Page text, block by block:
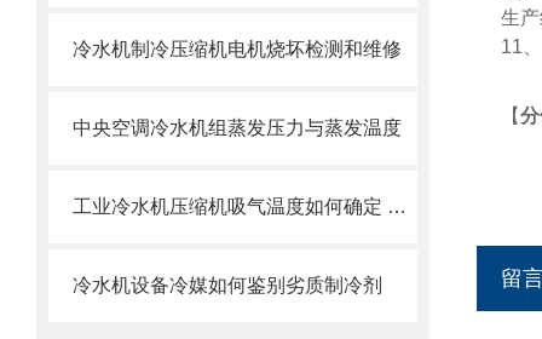
冷水机制冷压缩机电机烧坏检测和维修
中央空调冷水机组蒸发压力与蒸发温度
工业冷水机压缩机吸气温度如何确定 经验分享
冷水机设备冷媒如何鉴别劣质制冷剂
生
11、
【
留